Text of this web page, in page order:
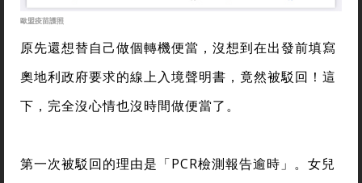
歐盟疫苗護照
原先還想替自己做個轉機便當，沒想到在出發前填寫
奧地利政府要求的線上入境聲明書，竟然被駁回！這
下，完全沒心情也沒時間做便當了。
第一次被駁回的理由是「PCR檢測報告逾時」。女兒